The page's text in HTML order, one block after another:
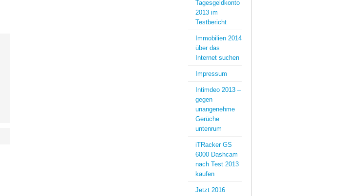
Tagesgeldkonto
2013 im
Testbericht
Immobilien 2014
über das
Internet suchen
Impressum
Intimdeo 2013 –
gegen
unangenehme
Gerüche
untenrum
iTRacker GS
6000 Dashcam
nach Test 2013
kaufen
Jetzt 2016